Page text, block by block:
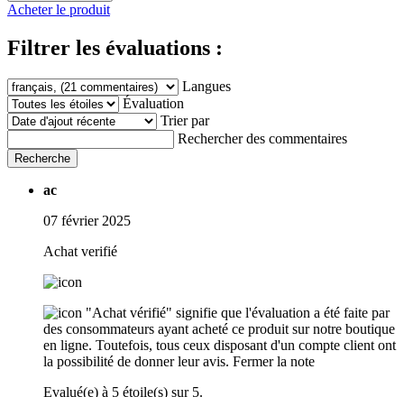
Acheter le produit
Filtrer les évaluations :
Langues
Évaluation
Trier par
Rechercher des commentaires
Recherche
ac
07 février 2025
Achat verifié
"Achat vérifié" signifie que l'évaluation a été faite par
des consommateurs ayant acheté ce produit sur notre boutique
en ligne. Toutefois, tous ceux disposant d'un compte client ont
la possibilité de donner leur avis. Fermer la note
Evalué(e) à 5 étoile(s) sur 5.